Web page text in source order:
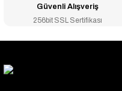
Güvenli Alışveriş
256bit SSL Sertifikası